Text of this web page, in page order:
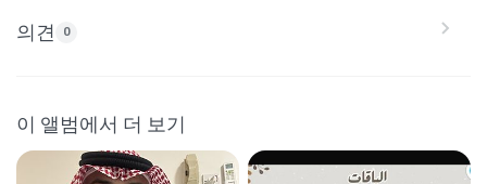
의견 0
이 앨범에서 더 보기